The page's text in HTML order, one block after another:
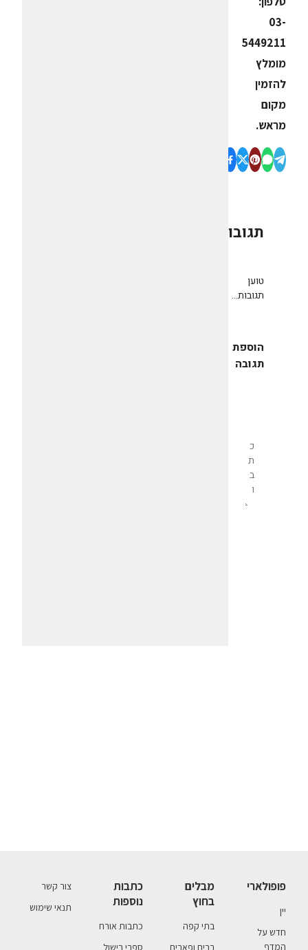
03-
5449211
מומלץ
להזמין
מקום
מראש.
תגובות
טוען
תגובות...
הוספת
תגובה
פופולארי
יין
חדש על
המדף
מבלים
בחוץ
בתי קפה
ברים ופאבים
כתבות
נוספות
כתבות אורח
ספרי בישול
צור קשר
תנאי שימוש